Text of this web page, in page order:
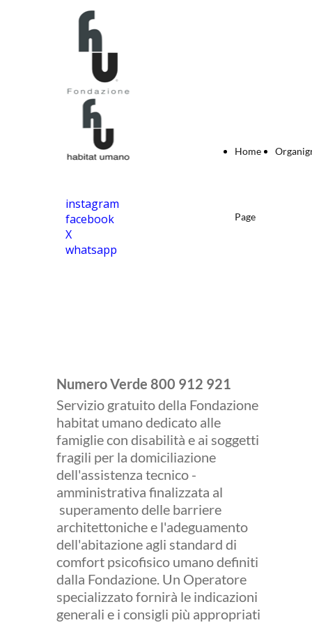
Home
Page
instagram
facebook
X
whatsapp
Numero Verde 800 912 921
Servizio gratuito della Fondazione
habitat umano dedicato alle
famiglie con disabilità e ai soggetti
fragili per la domiciliazione
dell'assistenza tecnico -
amministrativa finalizzata al
superamento delle barriere
architettoniche e l'adeguamento
dell'abitazione agli standard di
comfort psicofisico umano definiti
dalla Fondazione. Un Operatore
specializzato fornirà le indicazioni
generali e i consigli più appropriati